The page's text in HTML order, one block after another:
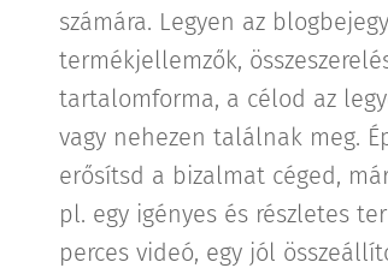
számára. Legyen az
termékjellemzők,
tartalomforma, a célod az
vagy nehezen találnak meg.
erősítsd a bizalmat céged,
pl. egy igényes és részletes
perces videó, egy jól